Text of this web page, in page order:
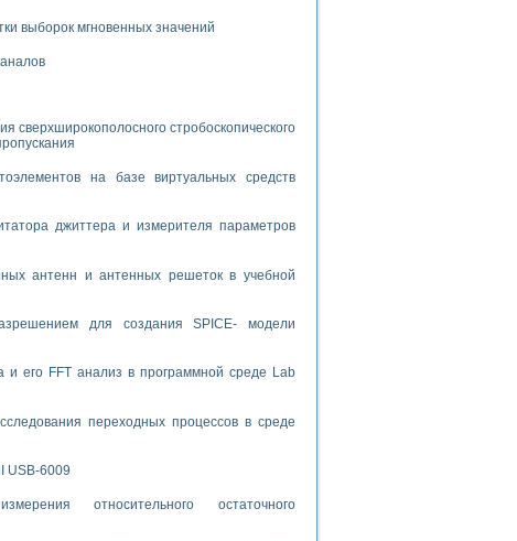
монокристаллов
экстраполяции
управления»
температуры» в среде LabVIEW
в Нижегородском госуниверситете им. Н.И. Лобачевского
выборок мгновенных значений
сверхширокополосного стробоскопического
на базе виртуальных средств
джиттера и измерителя параметров
антенн и антенных решеток в учебной
для создания SPICE- модели
и его FFT анализ в программной среде Lab
переходных процессов в среде
USB-6009
относительного остаточного